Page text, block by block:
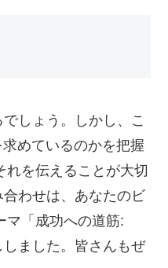
しょう。しかし、こ
めているのかを把握
を伝えることが大切
わせは、あなたのビ
マ「成功への道筋:
ました。皆さんもぜ